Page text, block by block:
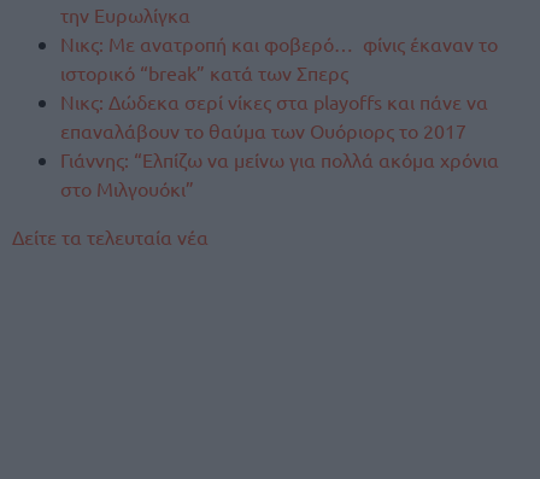
την Ευρωλίγκα
Νικς: Με ανατροπή και φοβερό… φίνις έκαναν το
ιστορικό “break” κατά των Σπερς
Νικς: Δώδεκα σερί νίκες στα playoffs και πάνε να
επαναλάβουν το θαύμα των Ουόριορς το 2017
Γιάννης: “Ελπίζω να μείνω για πολλά ακόμα χρόνια
στο Μιλγουόκι”
Δείτε τα τελευταία νέα